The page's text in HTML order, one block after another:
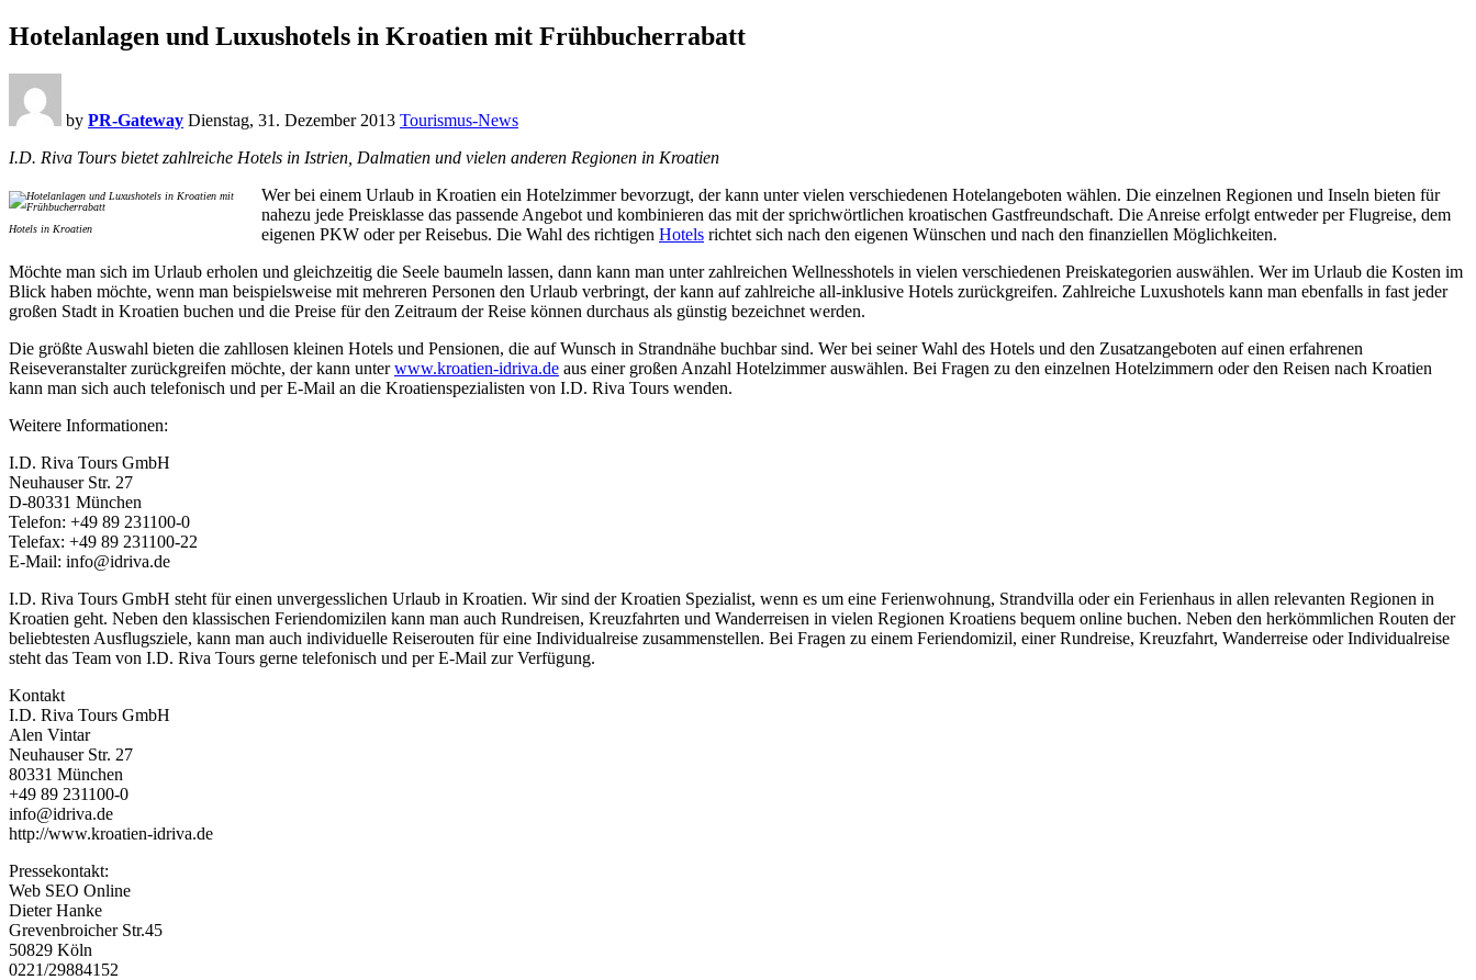
Hotelanlagen und Luxushotels in Kroatien mit Frühbucherrabatt
by PR-Gateway Dienstag, 31. Dezember 2013 Tourismus-News
I.D. Riva Tours bietet zahlreiche Hotels in Istrien, Dalmatien und vielen anderen Regionen in Kroatien
Hotels in Kroatien
Wer bei einem Urlaub in Kroatien ein Hotelzimmer bevorzugt, der kann unter vielen verschiedenen Hotelangeboten wählen. Die einzelnen Regionen und Inseln bieten für
nahezu jede Preisklasse das passende Angebot und kombinieren das mit der sprichwörtlichen kroatischen Gastfreundschaft. Die Anreise erfolgt entweder per Flugreise, dem
eigenen PKW oder per Reisebus. Die Wahl des richtigen Hotels richtet sich nach den eigenen Wünschen und nach den finanziellen Möglichkeiten.
Möchte man sich im Urlaub erholen und gleichzeitig die Seele baumeln lassen, dann kann man unter zahlreichen Wellnesshotels in vielen verschiedenen Preiskategorien auswählen. Wer im Urlaub die Kosten im
Blick haben möchte, wenn man beispielsweise mit mehreren Personen den Urlaub verbringt, der kann auf zahlreiche all-inklusive Hotels zurückgreifen. Zahlreiche Luxushotels kann man ebenfalls in fast jeder
großen Stadt in Kroatien buchen und die Preise für den Zeitraum der Reise können durchaus als günstig bezeichnet werden.
Die größte Auswahl bieten die zahllosen kleinen Hotels und Pensionen, die auf Wunsch in Strandnähe buchbar sind. Wer bei seiner Wahl des Hotels und den Zusatzangeboten auf einen erfahrenen
Reiseveranstalter zurückgreifen möchte, der kann unterwww.kroatien-idriva.de aus einer großen Anzahl Hotelzimmer auswählen. Bei Fragen zu den einzelnen Hotelzimmern oder den Reisen nach Kroatien
kann man sich auch telefonisch und per E-Mail an die Kroatienspezialisten von I.D. Riva Tours wenden.
Weitere Informationen:
I.D. Riva Tours GmbH
Neuhauser Str. 27
D-80331 München
Telefon: +49 89 231100-0
Telefax: +49 89 231100-22
E-Mail: info@idriva.de
I.D. Riva Tours GmbH steht für einen unvergesslichen Urlaub in Kroatien. Wir sind der Kroatien Spezialist, wenn es um eine Ferienwohnung, Strandvilla oder ein Ferienhaus in allen relevanten Regionen in
Kroatien geht. Neben den klassischen Feriendomizilen kann man auch Rundreisen, Kreuzfahrten und Wanderreisen in vielen Regionen Kroatiens bequem online buchen. Neben den herkömmlichen Routen der
beliebtesten Ausflugsziele, kann man auch individuelle Reiserouten für eine Individualreise zusammenstellen. Bei Fragen zu einem Feriendomizil, einer Rundreise, Kreuzfahrt, Wanderreise oder Individualreise
steht das Team von I.D. Riva Tours gerne telefonisch und per E-Mail zur Verfügung.
Kontakt
I.D. Riva Tours GmbH
Alen Vintar
Neuhauser Str. 27
80331 München
+49 89 231100-0
info@idriva.de
http://www.kroatien-idriva.de
Pressekontakt:
Web SEO Online
Dieter Hanke
Grevenbroicher Str.45
50829 Köln
0221/29884152